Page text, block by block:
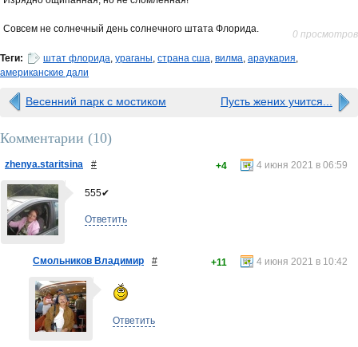
Совсем не солнечный день солнечного штата Флорида. 0 просмотров
Теги: штат флорида, ураганы, страна сша, вилма, араукария,
американские дали
Весенний парк с мостиком Пусть жених учится...
Комментарии (10)
zhenya.staritsina # 4 июня 2021 в 06:59
+4
555✔
Ответить
Смольников Владимир # 4 июня 2021 в 10:42
+11
Ответить